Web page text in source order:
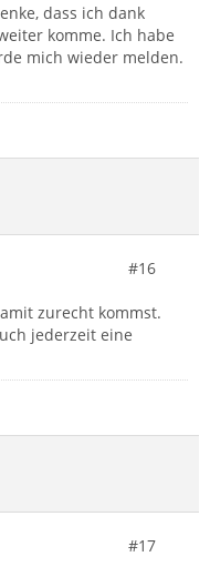
dass ich dank
komme. Ich habe
mich wieder melden.
#16
zurecht kommst.
jederzeit eine
#17